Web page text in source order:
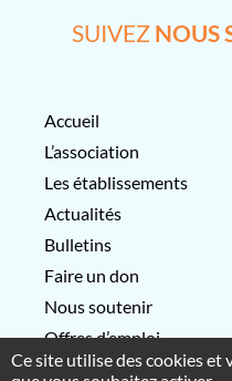
SUIVEZ NOUS
Accueil
L’association
Les établissements
Actualités
Bulletins
Faire un don
Nous soutenir
Offres d’emploi
Contactez-nous
Ce site utilise des cookies et